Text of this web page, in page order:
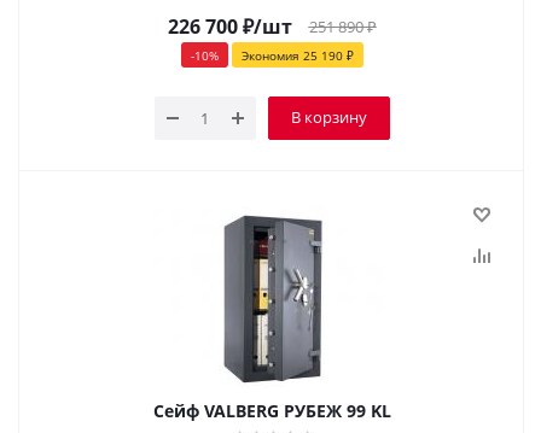
226 700₽/шт 251 890₽
-10% Экономия 25 190₽
В корзину
Сейф VALBERG РУБЕЖ 99 KL